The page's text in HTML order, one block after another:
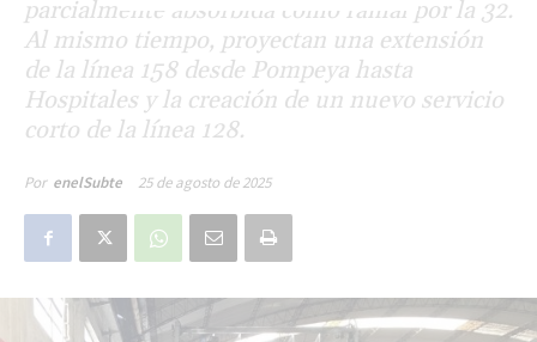
parcialmente absorbida como ramal por la 32.
Al mismo tiempo, proyectan una extensión
de la línea 158 desde Pompeya hasta
Hospitales y la creación de un nuevo servicio
corto de la línea 128.
Por enelSubte 25 de agosto de 2025